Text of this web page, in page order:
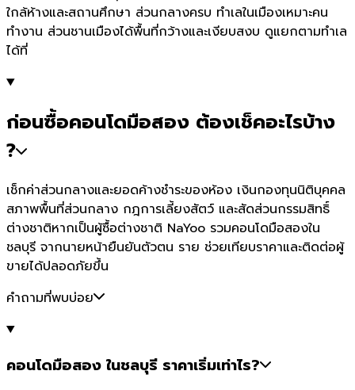
ใกล้ห้างและสถานศึกษา ส่วนกลางครบ ทำเลในเมืองเหมาะคน
ทำงาน ส่วนชานเมืองได้พื้นที่กว้างและเงียบสงบ ดูแยกตามทำเล
ได้ที่
ก่อนซื้อคอนโดมือสอง ต้องเช็คอะไรบ้าง
?
เช็กค่าส่วนกลางและยอดค้างชำระของห้อง เงินกองทุนนิติบุคคล
สภาพพื้นที่ส่วนกลาง กฎการเลี้ยงสัตว์ และสัดส่วนกรรมสิทธิ์
ต่างชาติหากเป็นผู้ซื้อต่างชาติ NaYoo รวมคอนโดมือสองใน
ชลบุรี จากนายหน้ายืนยันตัวตน ราย ช่วยเทียบราคาและติดต่อผู้
ขายได้ปลอดภัยขึ้น
คำถามที่พบบ่อย
คอนโดมือสอง ในชลบุรี ราคาเริ่มเท่าไร?